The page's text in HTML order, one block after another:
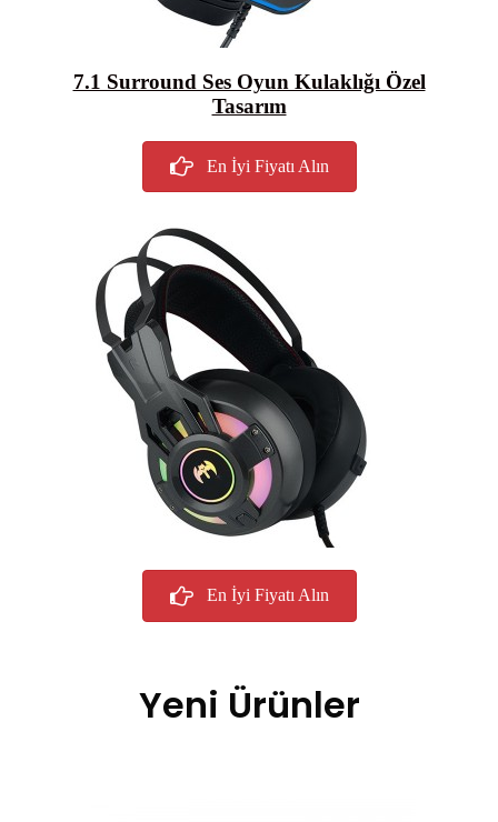
7.1 Surround Ses Oyun Kulaklığı Özel
Tasarım
En İyi Fiyatı Alın
En İyi Fiyatı Alın
Yeni Ürünler